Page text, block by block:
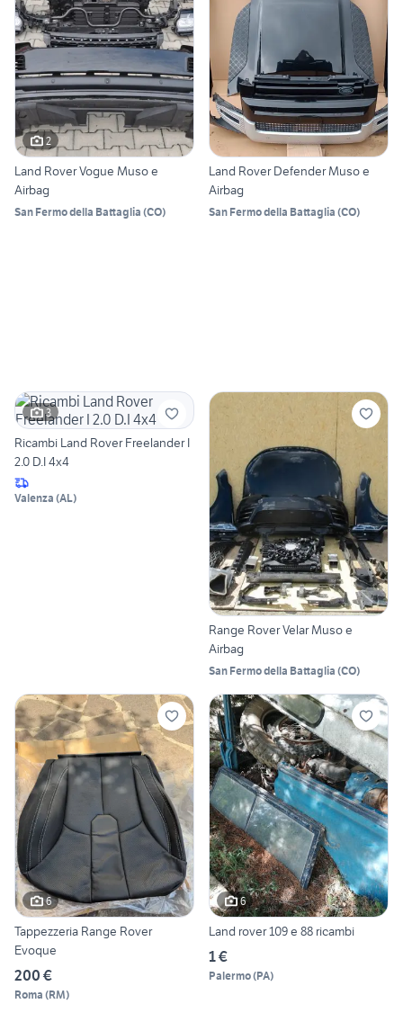
2
Land Rover Vogue Muso e
Airbag
San Fermo della Battaglia (CO)
Land Rover Defender Muso e
Airbag
San Fermo della Battaglia (CO)
3
Ricambi Land Rover Freelander I
2.0 D.I 4x4
Valenza (AL)
Range Rover Velar Muso e
Airbag
San Fermo della Battaglia (CO)
6
Tappezzeria Range Rover
Evoque
200 €
Roma (RM)
6
Land rover 109 e 88 ricambi
1 €
Palermo(PA)